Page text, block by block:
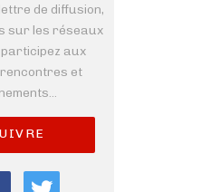
de diffusion,
sur les réseaux
aux
et